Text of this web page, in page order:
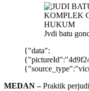
Jvdi batu
{"data":
MEDAN –Praktik